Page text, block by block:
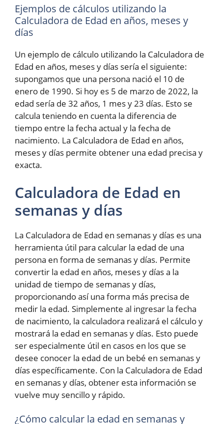
Ejemplos de cálculos utilizando la
Calculadora de Edad en años, meses y
días
Un ejemplo de cálculo utilizando la Calculadora de
Edad en años, meses y días sería el siguiente:
supongamos que una persona nació el 10 de
enero de 1990. Si hoy es 5 de marzo de 2022, la
edad sería de 32 años, 1 mes y 23 días. Esto se
calcula teniendo en cuenta la diferencia de
tiempo entre la fecha actual y la fecha de
nacimiento. La Calculadora de Edad en años,
meses y días permite obtener una edad precisa y
exacta.
Calculadora de Edad en
semanas y días
La Calculadora de Edad en semanas y días es una
herramienta útil para calcular la edad de una
persona en forma de semanas y días. Permite
convertir la edad en años, meses y días a la
unidad de tiempo de semanas y días,
proporcionando así una forma más precisa de
medir la edad. Simplemente al ingresar la fecha
de nacimiento, la calculadora realizará el cálculo y
mostrará la edad en semanas y días. Esto puede
ser especialmente útil en casos en los que se
desee conocer la edad de un bebé en semanas y
días específicamente. Con la Calculadora de Edad
en semanas y días, obtener esta información se
vuelve muy sencillo y rápido.
¿Cómo calcular la edad en semanas y